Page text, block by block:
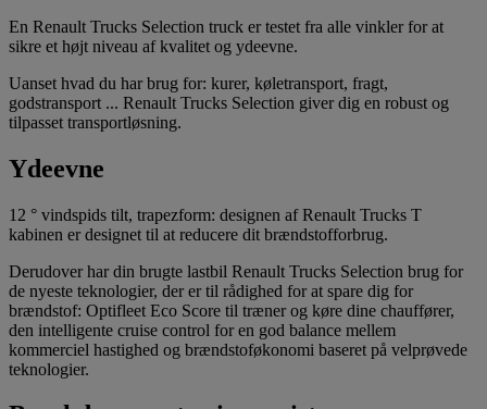
En Renault Trucks Selection truck er testet fra alle vinkler for at
sikre et højt niveau af kvalitet og ydeevne.
Uanset hvad du har brug for: kurer, køletransport, fragt,
godstransport ... Renault Trucks Selection giver dig en robust og
tilpasset transportløsning.
Ydeevne
12 ° vindspids tilt, trapezform: designen af Renault Trucks T
kabinen er designet til at reducere dit brændstofforbrug.
Derudover har din brugte lastbil Renault Trucks Selection brug for
de nyeste teknologier, der er til rådighed for at spare dig for
brændstof: Optifleet Eco Score til træner og køre dine chauffører,
den intelligente cruise control for en god balance mellem
kommerciel hastighed og brændstoføkonomi baseret på velprøvede
teknologier.